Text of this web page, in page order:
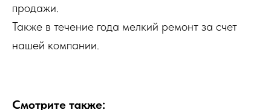
продажи.
Также в течение года мелкий ремонт за счет
нашей компании.
Смотрите также: